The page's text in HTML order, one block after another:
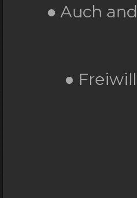
● Auch
●